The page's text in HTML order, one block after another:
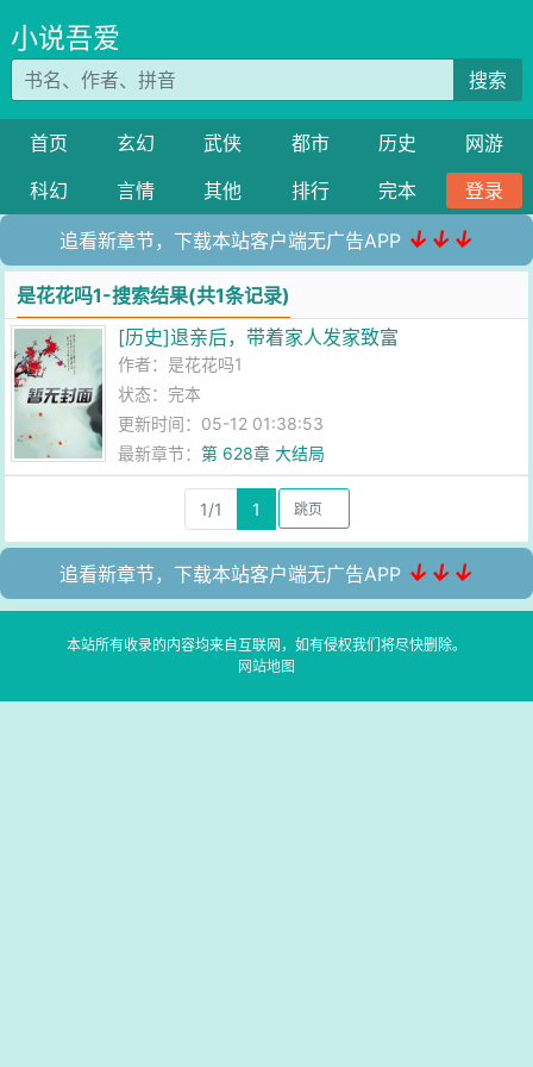
小说吾爱
搜索
首页 玄幻 武侠 都市 历史
网游
科幻
言情 其他 排行 完本 登录
追看新章节，下载本站客户端无广告APP ↓↓↓
是花花吗1-搜索结果(共1条记录)
[历史]退亲后，带着家人发家致富
作者： 是花花吗1
状态：完本
更新时间：05-12 01:38:53
最新章节：第 628章 大结局
1/1 1
追看新章节，下载本站客户端无广告APP ↓↓↓
本站所有收录的内容均来自互联网，如有侵权我们将尽快删除。
网站地图